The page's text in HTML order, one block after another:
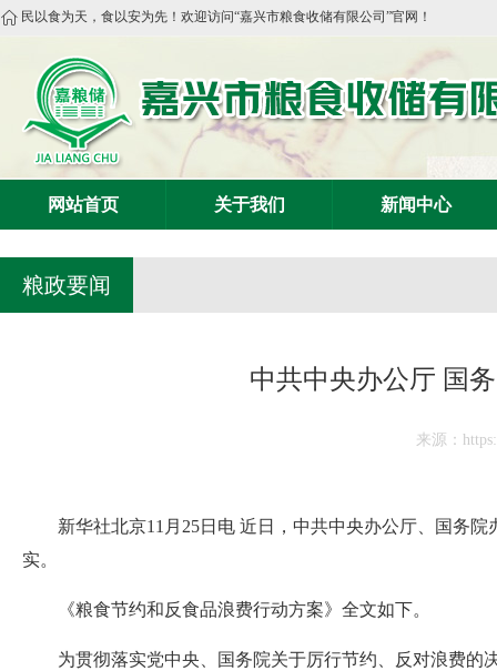
民以食为天，食以安为先！欢迎访问“嘉兴市粮食收储有限公司”官网！
网站首页 关于我们 新闻中心
粮政要闻
中共中央办公厅 国
来源：
新华社北京11月25日电 近日，中共中央办公厅、国务
实。
《粮食节约和反食品浪费行动方案》全文如下。
为贯彻落实党中央、国务院关于厉行节约、反对浪费